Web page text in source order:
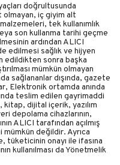
doğrultusunda
olmayan, iç giyim alt
tek kullanımlık
son kullanma tarihi geçme
ardından ALICI
edilmesi sağlık ve hijyen
edildikten sonra başka
mümkün olmayan
sağlananlar dışında, gazete
Elektronik ortamda anında
teslim edilen gayrimaddi
kitap, dijital içerik, yazılım
depolama cihazlarının,
ALICI tarafından açılmış
değildir. Ayrıca
tüketicinin onayı ile ifasına
kullanılması da Yönetmelik